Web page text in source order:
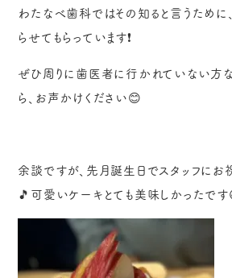
わたなべ歯科ではその知ると言うために
らせてもらっています❗
ぜひ周りに歯医者に行かれていない方な
ら、お声かけください😊
余談ですが、先月誕生日でスタッフにお
🎵可愛いケーキとても美味しかったで